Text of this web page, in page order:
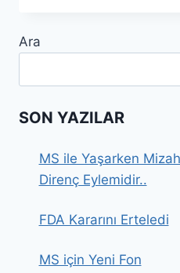
Ara
SON YAZILAR
MS ile Yaşarken
Direnç Eylemidir..
FDA Kararını Erteledi
MS için Yeni Fon